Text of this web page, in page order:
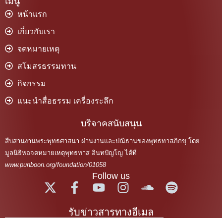
หน้าแรก
เกี่ยวกับเรา
จดหมายเหตุ
สโมสรธรรมทาน
กิจกรรม
แนะนำสื่อธรรม เครื่องระลึก
บริจาคสนับสนุน
สืบสานงานพระพุทธศาสนา ผ่านงานและปณิธานของพุทธทาสภิกขุ โดย
มูลนิธิหอจดหมายเหตุพุทธทาส อินทปัญโญ ได้ที่
www.punboon.org/foundation/01058
Follow us
รับข่าวสารทางอีเมล